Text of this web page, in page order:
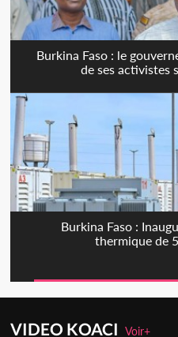
Burkina Faso : le
de ses activistes
Burkina Faso :
thermique de
VIDEO KOACIVoir+